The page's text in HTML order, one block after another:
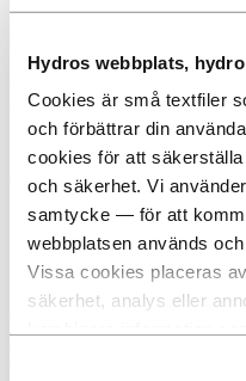
Hydros webbplats,
Cookies är små textfiler
och förbättrar din
cookies för att
och säkerhet. Vi
samtycke — för att
webbplatsen används
Vissa cookies placeras
säkerhet, analys eller
Paralegalanalytiker
Anläggning:
Rio de Janeiro, Brasilien
Yrkesområde:
Rättslig
Camila är känd på kontoret
förespråkar samarbete och
ifrån och utmana status quo.
genom sitt engagemang för
investeras i att bygga
Möt Camila
Se alla